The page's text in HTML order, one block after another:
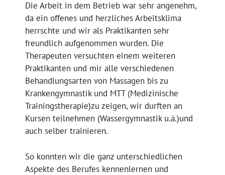
Die Arbeit in dem Betrieb war sehr angenehm,
da ein offenes und herzliches Arbeitsklima
herrschte und wir als Praktikanten sehr
freundlich aufgenommen wurden. Die
Therapeuten versuchten einem weiteren
Praktikanten und mir alle verschiedenen
Behandlungsarten von Massagen bis zu
Krankengymnastik und MTT (Medizinische
Trainingstherapie)zu zeigen, wir durften an
Kursen teilnehmen (Wassergymnastik u.ä.)und
auch selber trainieren.
So konnten wir die ganz unterschiedlichen
Aspekte des Berufes kennenlernen und